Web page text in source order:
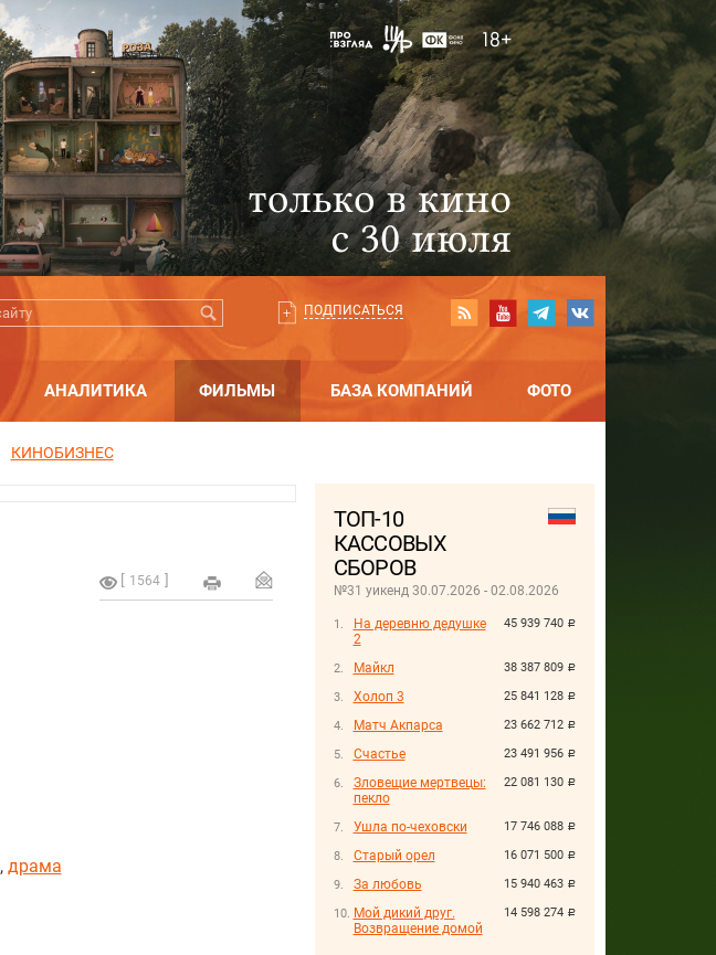
ПОДПИСАТЬСЯ
АНАЛИТИКА ФИЛЬМЫ БАЗА КОМПАНИЙ ФОТО
КИНОБИЗНЕС
ТОП-10
КАССОВЫХ
СБОРОВ
№31 уикенд 30.07.2026 - 02.08.2026
45 939 740 руб.
На деревню дедушке
2
38 387 809 руб.
Майкл
25 841 128 руб.
Холоп 3
23 662 712 руб.
Матч Акпарса
23 491 956 руб.
Счастье
22 081 130 руб.
Зловещие мертвецы:
пекло
17 746 088 руб.
Ушла по-чеховски
16 071 500 руб.
Старый орел
15 940 463 руб.
За любовь
14 598 274 руб.
Мой дикий друг.
Возвращение домой
1564
, драма